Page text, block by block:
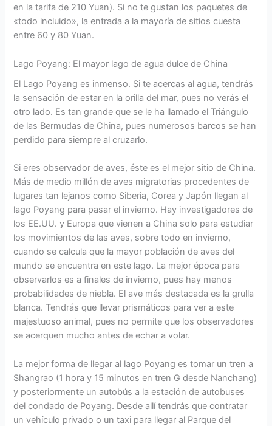
en la tarifa de 210 Yuan). Si no te gustan los paquetes de
«todo incluido», la entrada a la mayoría de sitios cuesta
entre 60 y 80 Yuan.
Lago Poyang: El mayor lago de agua dulce de China
El Lago Poyang es inmenso. Si te acercas al agua, tendrás
la sensación de estar en la orilla del mar, pues no verás el
otro lado. Es tan grande que se le ha llamado el Triángulo
de las Bermudas de China, pues numerosos barcos se han
perdido para siempre al cruzarlo.
Si eres observador de aves, éste es el mejor sitio de China.
Más de medio millón de aves migratorias procedentes de
lugares tan lejanos como Siberia, Corea y Japón llegan al
lago Poyang para pasar el invierno. Hay investigadores de
los EE.UU. y Europa que vienen a China solo para estudiar
los movimientos de las aves, sobre todo en invierno,
cuando se calcula que la mayor población de aves del
mundo se encuentra en este lago. La mejor época para
observarlos es a finales de invierno, pues hay menos
probabilidades de niebla. El ave más destacada es la grulla
blanca. Tendrás que llevar prismáticos para ver a este
majestuoso animal, pues no permite que los observadores
se acerquen mucho antes de echar a volar.
La mejor forma de llegar al lago Poyang es tomar un tren a
Shangrao (1 hora y 15 minutos en tren G desde Nanchang)
y posteriormente un autobús a la estación de autobuses
del condado de Poyang. Desde allí tendrás que contratar
un vehículo privado o un taxi para llegar al Parque del